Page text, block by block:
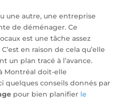
une autre, une entreprise
de déménager. Ce
est une tâche assez
en raison de cela qu’elle
un plan tracé à l’avance.
Montréal doit-elle
quelques conseils donnés par
pour bien planifier le